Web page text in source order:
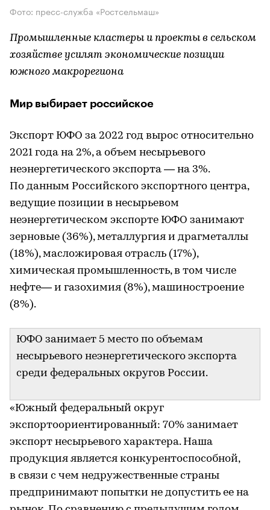
Фото: пресс-служба «Ростсельмаш»
Промышленные кластеры и проекты в сельском
хозяйстве усилят экономические позиции
южного макрорегиона
Мир выбирает российское
Экспорт ЮФО за 2022 год вырос относительно
2021 года на 2%, а объем несырьевого
неэнергетического экспорта — на 3%.
По данным Российского экспортного центра,
ведущие позиции в несырьевом
неэнергетическом экспорте ЮФО занимают
зерновые (36%), металлургия и драгметаллы
(18%), масложировая отрасль (17%),
химическая промышленность, в том числе
нефте— и газохимия (8%), машиностроение
(8%).
ЮФО занимает 5 место по объемам
несырьевого неэнергетического экспорта
среди федеральных округов России.
«Южный федеральный округ
экспортоориентированный: 70% занимает
экспорт несырьевого характера. Наша
продукция является конкурентоспособной,
в связи с чем недружественные страны
предпринимают попытки не допустить ее на